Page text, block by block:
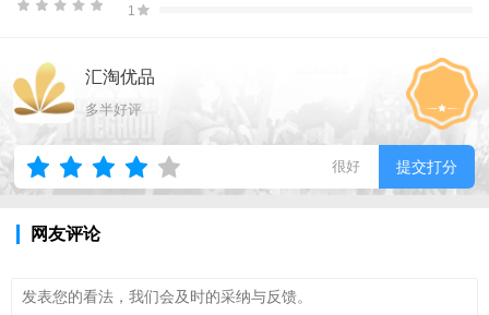
1
汇淘优品
多半好评
很好 提交打分
网友评论